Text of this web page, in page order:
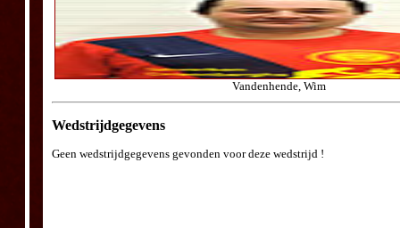
Vandenhende, Wim
Wedstrijdgegevens
Geen wedstrijdgegevens gevonden voor deze wedstrijd !